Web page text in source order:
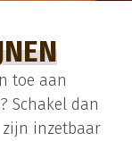
toe aan
Schakel dan
zijn inzetbaar